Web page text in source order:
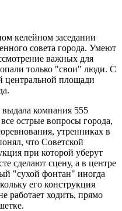
келейном заседании
совета города. Умеют
важных для
только "свои" люди. С
центральной площади
компания 555
острые вопросы города,
утренниках в
что Советской
при которой уберут
сделают сцену, а в центре
"сухой фонтан" иногда
его конструкция
работает ходить, прямо